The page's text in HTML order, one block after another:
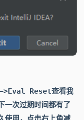
Reset查看我
一次过期时间都有了